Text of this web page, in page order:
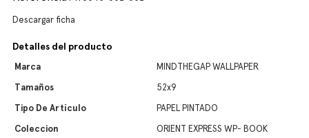
Descargar ficha
Detalles del producto
Marca
MINDTHEGAP WALLPAPER
Tamaños
52x9
Tipo De Artículo
PAPEL PINTADO
Coleccion
ORIENT EXPRESS WP- BOOK